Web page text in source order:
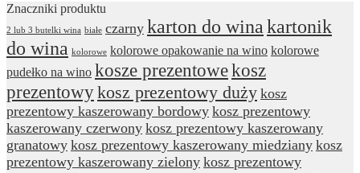
Znaczniki produktu
2 lub 3 butelki wina białe czarny karton do wina kartonik
do wina kolorowe kolorowe opakowanie na wino kolorowe
pudełko na wino kosze prezentowekosz
prezentowykosz prezentowy duży kosz
prezentowy kaszerowany bordowy kosz prezentowy
kaszerowany czerwony kosz prezentowy kaszerowany
granatowy kosz prezentowy kaszerowany miedziany kosz
prezentowy kaszerowany zielony kosz prezentowy